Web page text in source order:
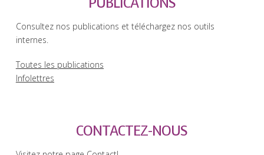
Consultez nos publications et téléchargez nos outils
internes.
Toutes les publications
Infolettres
CONTACTEZ-NOUS